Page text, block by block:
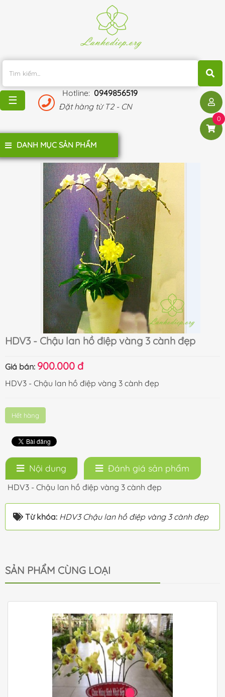
Hotline: 0949856519
Đặt hàng từ T2 - CN
0
MÃI
BLOG
HÀNG
LIÊN
HỆ
☰
DANH MỤC SẢN PHẨM
HDV3 - Chậu lan hồ điệp vàng 3 cành đẹp
Giá bán: 900.000 đ
HDV3 - Chậu lan hồ điệp vàng 3 cành đẹp
Hết hàng
Nội dung Đánh giá sản phẩm
HDV3 - Chậu lan hồ điệp vàng 3 cành đẹp
Từ khóa: HDV3 Chậu lan hồ điệp vàng 3 cành đẹp
SẢN PHẨM CÙNG LOẠI